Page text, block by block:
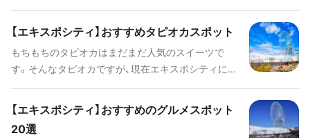
【エキスポシティ】おすすめタピオカスポット
もちもちのタピオカはまだまだ人気のスイーツで
す。そんなタピオカですが、現在エキスポシティには
ィ内やその周辺でタピオカを楽しめるスポットをピ
ックアップしてみました。
【エキスポシティ】おすすめのグルメスポット
20選